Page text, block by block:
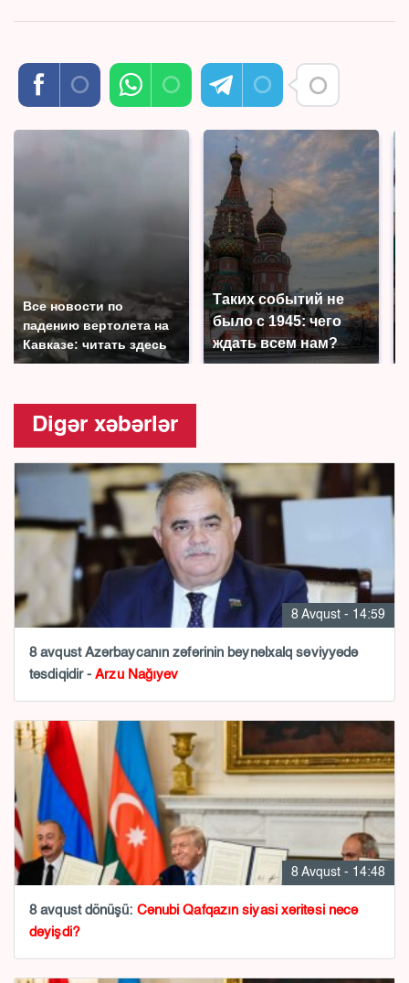
Все новости по
падению вертолета на
Кавказе: читать здесь
Таких событий не
было с 1945: чего
ждать всем нам?
Digər xəbərlər
8 Avqust - 14:59
8 avqust Azərbaycanın zəfərinin beynəlxalq səviyyədə
təsdiqidir -Arzu Nağıyev
8 Avqust - 14:48
8 avqust dönüşü: Cənubi Qafqazın siyasi xəritəsi necə
dəyişdi?